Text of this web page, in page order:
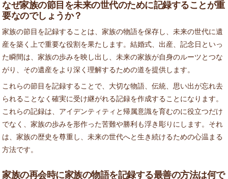
なぜ家族の節目を未来の世代のために記録することが重
要なのでしょうか？
家族の節目を記録することは、家族の物語を保存し、未来の世代に遺
産を築く上で重要な役割を果たします。結婚式、出産、記念日といっ
た瞬間は、家族の歩みを映し出し、未来の家族が自身のルーツとつな
がり、その遺産をより深く理解するための道を提供します。
これらの節目を記録することで、大切な物語、伝統、思い出が忘れ去
られることなく確実に受け継がれる記録を作成することになります。
これらの記録は、アイデンティティと帰属意識を育むのに役立つだけ
でなく、家族の歩みを形作った苦難や勝利も浮き彫りにします。それ
は、家族の歴史を尊重し、未来の世代へと生き続けるための心温まる
方法です。
家族の再会時に家族の物語を記録する最善の方法は何で